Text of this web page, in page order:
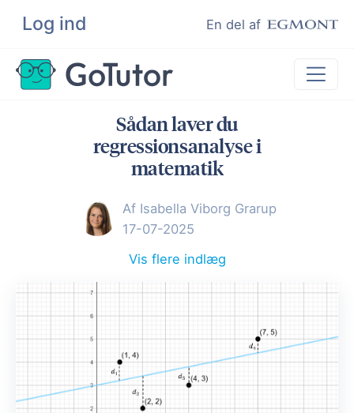
Log ind En del af
Søg
Eksamenshjælp
Kundeudtalelser
Undervisere
Sådan laver du
regressionsanalyse i
matematik
Af Isabella Viborg Grarup
17-07-2025
Vis flere indlæg